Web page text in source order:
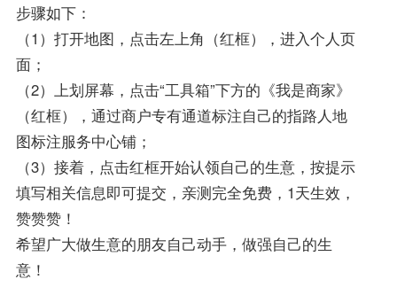
步骤如下：
（1）打开地图，点击左上角（红框），进入个人页
面；
（2）上划屏幕，点击“工具箱”下方的《我是商家》
（红框），通过商户专有通道标注自己的指路人地
图标注服务中心铺；
（3）接着，点击红框开始认领自己的生意，按提示
填写相关信息即可提交，亲测完全免费，1天生效，
赞赞赞！
希望广大做生意的朋友自己动手，做强自己的生
意！